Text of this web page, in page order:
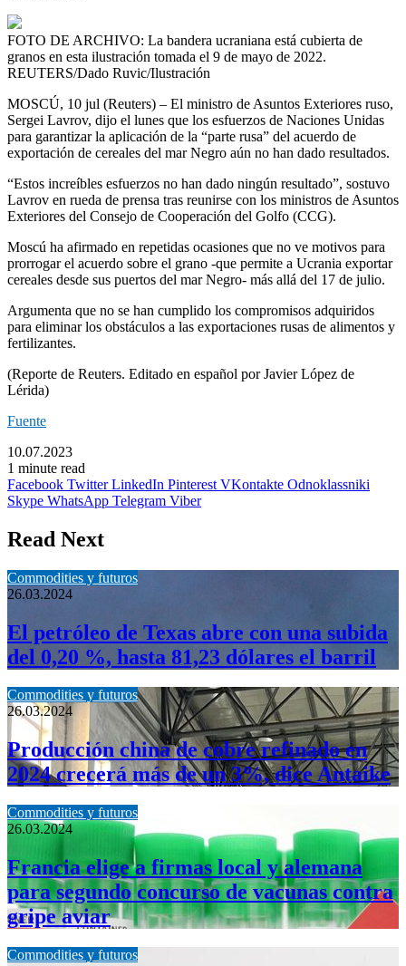
FOTO DE ARCHIVO: La bandera ucraniana está cubierta de
granos en esta ilustración tomada el 9 de mayo de 2022.
REUTERS/Dado Ruvic/Ilustración
MOSCÚ, 10 jul (Reuters) – El ministro de Asuntos Exteriores ruso,
Sergei Lavrov, dijo el lunes que los esfuerzos de Naciones Unidas
para garantizar la aplicación de la “parte rusa” del acuerdo de
exportación de cereales del mar Negro aún no han dado resultados.
“Estos increíbles esfuerzos no han dado ningún resultado”, sostuvo
Lavrov en rueda de prensa tras reunirse con los ministros de Asuntos
Exteriores del Consejo de Cooperación del Golfo (CCG).
Moscú ha afirmado en repetidas ocasiones que no ve motivos para
prorrogar el acuerdo sobre el grano -que permite a Ucrania exportar
cereales desde sus puertos del mar Negro- más allá del 17 de julio.
Argumenta que no se han cumplido los compromisos adquiridos
para eliminar los obstáculos a las exportaciones rusas de alimentos y
fertilizantes.
(Reporte de Reuters. Editado en español por Javier López de
Lérida)
Fuente
10.07.2023
1 minute read
Facebook Twitter LinkedIn Pinterest VKontakte Odnoklassniki
Skype WhatsApp Telegram Viber
Read Next
Commodities y futuros
26.03.2024
El petróleo de Texas abre con una subida
del 0,20 %, hasta 81,23 dólares el barril
Commodities y futuros
26.03.2024
Producción china de cobre refinado en
2024 crecerá más de un 3%, dice Antaike
Commodities y futuros
26.03.2024
Francia elige a firmas local y alemana
para segundo concurso de vacunas contra
gripe aviar
Commodities y futuros